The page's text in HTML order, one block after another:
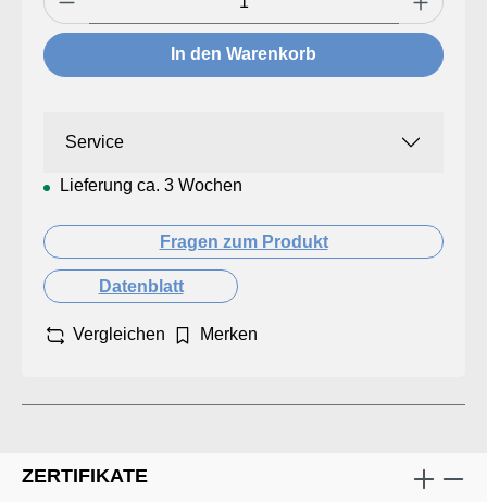
In den Warenkorb
Service
Lieferung ca. 3 Wochen
Fragen zum Produkt
Datenblatt
Vergleichen Merken
ZERTIFIKATE